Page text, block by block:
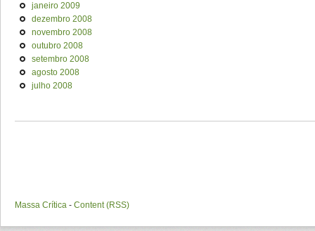
janeiro 2009
dezembro 2008
novembro 2008
outubro 2008
setembro 2008
agosto 2008
julho 2008
Massa Crítica - Content (RSS)